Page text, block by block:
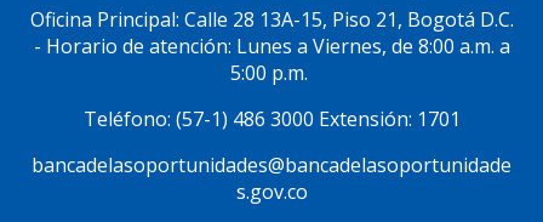
Social
Oficina Principal: Calle 28 13A-15, Piso 21, Bogotá D.C.
- Horario de atención: Lunes a Viernes, de 8:00 a.m. a
5:00 p.m.
Teléfono: (57-1) 486 3000 Extensión: 1701
bancadelasoportunidades@bancadelasoportunidade
s.gov.co